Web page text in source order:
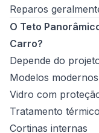
Reparos
O Teto
Carro?
Depende do
Modelos
Vidro com
Tratamento térmico
Cortinas internas